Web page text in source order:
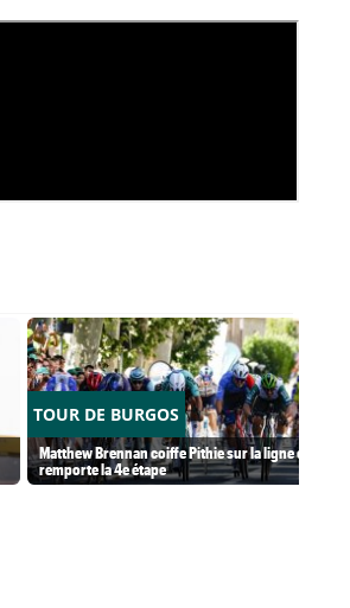
TOUR DE BURGOS
Matthew Brennan coiffe Pithie sur la ligne et
remporte la 4e étape